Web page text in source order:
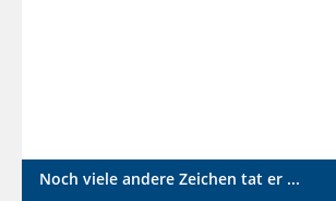
Noch viele andere Zeichen tat er ...